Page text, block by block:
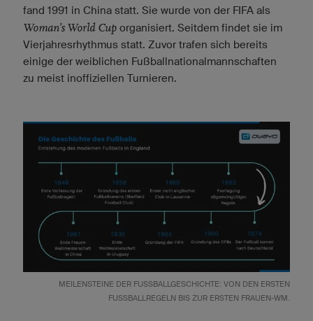
fand 1991 in China statt. Sie wurde von der FIFA als
Woman’s World Cup organisiert. Seitdem findet sie im
Vierjahresrhythmus statt. Zuvor trafen sich bereits
einige der weiblichen Fußballnationalmannschaften
zu meist inoffiziellen Turnieren.
MEILENSTEINE DER FUSSBALLGESCHICHTE: VON DEN ERSTEN F
USSBALLREGELN BIS ZUR ERSTEN FRAUEN-WM.